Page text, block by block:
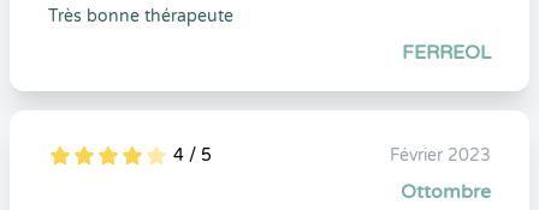
Très bonne thérapeute
FERREOL
5
1
4
0 4 / 5 Février 2023
Ottombre